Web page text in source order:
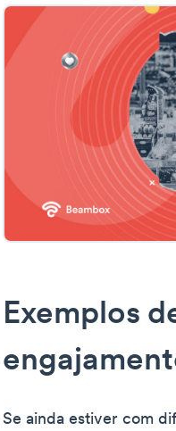
Exemplos
Se ainda estiver com